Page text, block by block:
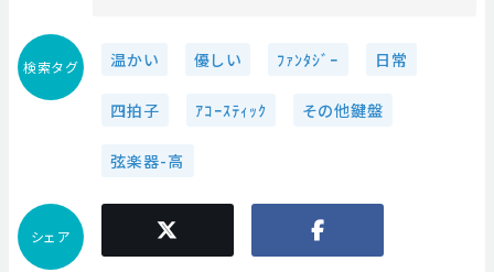
検索タグ 温かい 優しい ﾌｧﾝﾀｼﾞｰ 日常
四拍子 ｱｺｰｽﾃｨｯｸ その他鍵盤
弦楽器-高
シェア